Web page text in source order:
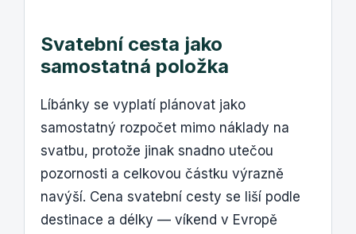
Svatební cesta jako
samostatná položka
Líbánky se vyplatí plánovat jako
samostatný rozpočet mimo náklady na
svatbu, protože jinak snadno utečou
pozornosti a celkovou částku výrazně
navýší. Cena svatební cesty se liší podle
destinace a délky — víkend v Evropě